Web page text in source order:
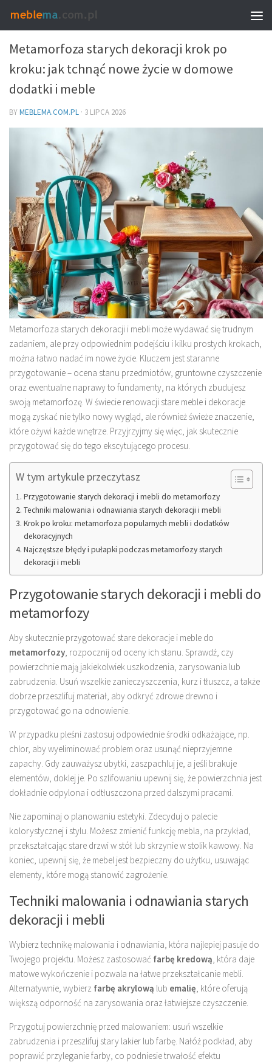
DEKORACJE I DODATKI – DOBÓR DO WNĘTRZA
Metamorfoza starych dekoracji krok po
kroku: jak tchnąć nowe życie w domowe
dodatki i meble
BYMEBLEMA.COM.PL · 3 LIPCA 2026
Metamorfoza starych dekoracji i mebli może wydawać się trudnym
zadaniem, ale przy odpowiednim podejściu i kilku prostych krokach,
można łatwo nadać im nowe życie. Kluczem jest staranne
przygotowanie – ocena stanu przedmiotów, gruntowne czyszczenie
oraz ewentualne naprawy to fundamenty, na których zbudujesz
swoją metamorfozę. W świecie renowacji stare meble i dekoracje
mogą zyskać nie tylko nowy wygląd, ale również świeże znaczenie,
które ożywi każde wnętrze. Przyjrzyjmy się więc, jak skutecznie
przygotować się do tego ekscytującego procesu.
W tym artykule przeczytasz
Przygotowanie starych dekoracji i mebli do metamorfozy
Techniki malowania i odnawiania starych dekoracji i mebli
Krok po kroku: metamorfoza popularnych mebli i dodatków
dekoracyjnych
Najczęstsze błędy i pułapki podczas metamorfozy starych
dekoracji i mebli
Przygotowanie starych dekoracji i mebli do
metamorfozy
Aby skutecznie przygotować stare dekoracje i meble do
metamorfozy , rozpocznij od oceny ich stanu. Sprawdź, czy
powierzchnie mają jakiekolwiek uszkodzenia, zarysowania lub
zabrudzenia. Usuń wszelkie zanieczyszczenia, kurz i tłuszcz, a także
dobrze przeszlifuj materiał, aby odkryć zdrowe drewno i
przygotować go na odnowienie.
W przypadku pleśni zastosuj odpowiednie środki odkażające, np.
chlor, aby wyeliminować problem oraz usunąć nieprzyjemne
zapachy. Gdy zauważysz ubytki, zaszpachluj je, a jeśli brakuje
elementów, doklej je. Po szlifowaniu upewnij się, że powierzchnia jest
dokładnie odpylona i odtłuszczona przed dalszymi pracami.
Nie zapominaj o planowaniu estetyki. Zdecyduj o palecie
kolorystycznej i stylu. Możesz zmienić funkcję mebla, na przykład,
przekształcając stare drzwi w stół lub skrzynie w stolik kawowy. Na
koniec, upewnij się, że mebel jest bezpieczny do użytku, usuwając
elementy, które mogą stanowić zagrożenie.
Techniki malowania i odnawiania starych
dekoracji i mebli
Wybierz technikę malowania i odnawiania, która najlepiej pasuje do
Twojego projektu. Możesz zastosować farbę kredową , która daje
matowe wykończenie i pozwala na łatwe przekształcanie mebli.
Alternatywnie, wybierz farbę akrylową lub emalię , które oferują
większą odporność na zarysowania oraz łatwiejsze czyszczenie.
Przygotuj powierzchnię przed malowaniem: usuń wszelkie
zabrudzenia i przeszlifuj stary lakier lub farbę. Nałóż podkład, aby
poprawić przyleganie farby, co podniesie trwałość efektu